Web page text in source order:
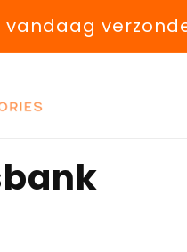
vandaag